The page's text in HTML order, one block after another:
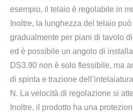
esempio, il telaio è regolabile in
Inoltre, la lunghezza del telaio
gradualmente per piani di tavolo
ed è possibile un angolo di
DS3.90 non è solo flessibile, ma
di spinta e trazione
N. La velocità di regolazione si
Inoltre, il prodotto ha una